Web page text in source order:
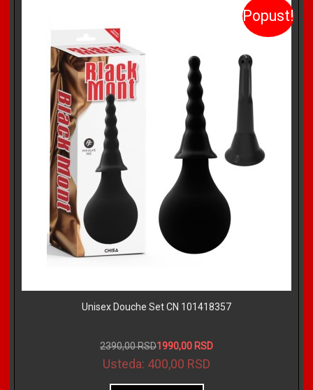
Popust!
Unisex Douche Set CN 101418357
2390,00 RSD1990,00 RSD
Usteda: 400,00 RSD